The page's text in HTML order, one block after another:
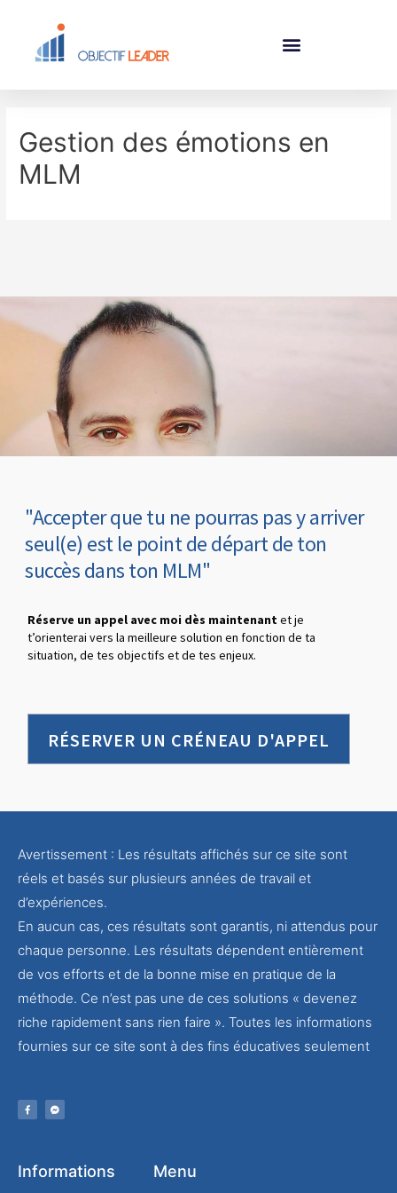
Gestion des émotions en
MLM
"Accepter que tu ne pourras pas y arriver
seul(e) est le point de départ de ton
succès dans ton MLM"
Réserve un appel avec moi dès maintenantet je
t’orienterai vers la meilleure solution en fonction de ta
situation, de tes objectifs et de tes enjeux.
RÉSERVER UN CRÉNEAU D'APPEL
Avertissement : Les résultats affichés sur ce site sont
réels et basés sur plusieurs années de travail et
d’expériences.
En aucun cas, ces résultats sont garantis, ni attendus pour
chaque personne. Les résultats dépendent entièrement
de vos efforts et de la bonne mise en pratique de la
méthode. Ce n’est pas une de ces solutions « devenez
riche rapidement sans rien faire ». Toutes les informations
fournies sur ce site sont à des fins éducatives seulement
Informations Menu